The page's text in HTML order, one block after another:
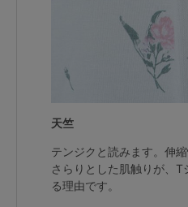
天竺
テンジクと読みます。伸
さらりとした肌触りが、
る理由です。